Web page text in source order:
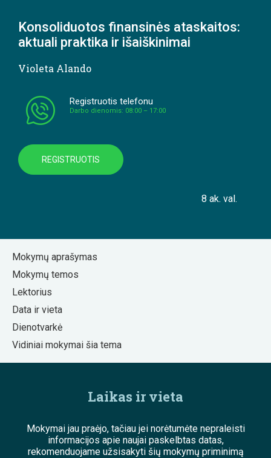
Konsoliduotos finansinės ataskaitos:
aktuali praktika ir išaiškinimai
Violeta Alando
Registruotis telefonu
Darbo dienomis: 08:00 – 17:00
REGISTRUOTIS
8 ak. val.
Mokymų aprašymas
Mokymų temos
Lektorius
Data ir vieta
Dienotvarkė
Vidiniai mokymai šia tema
Laikas ir vieta
Mokymai jau praėjo, tačiau jei norėtumėte nepraleisti
informacijos apie naujai paskelbtas datas,
rekomenduojame užsisakyti šių mokymų priminimą